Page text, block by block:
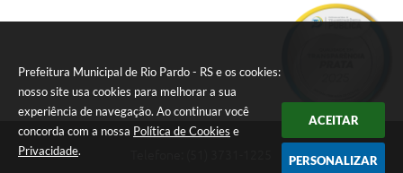
Prefeitura Municipal de Rio Pardo - RS e os cookies:
nosso site usa cookies para melhorar a sua
experiência de navegação. Ao continuar você
concorda com a nossa Política de Cookies e
Privacidade.
ACEITAR
PERSONALIZAR